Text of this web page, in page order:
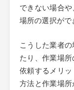
できない場合
場所の選択がで
こうした業者
たり、作業場
依頼するメリ
方法と作業場